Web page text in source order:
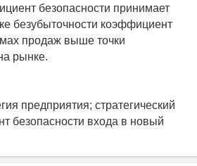
безопасности принимает
безубыточности коэффициент
продаж выше точки
рынке.
предприятия; стратегический
безопасности входа в новый